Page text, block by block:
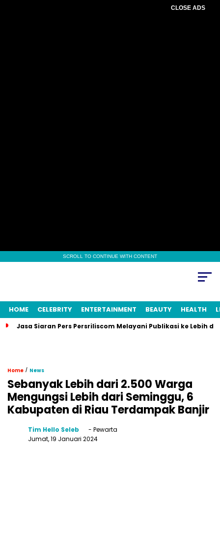
CLOSE ADS
SCROLL TO CONTINUE WITH CONTENT
HOME CELEBRITY ENTERTAINMENT BEAUTY HEALTH
Jasa Siaran Pers Persriliscom Melayani Publikasi ke Lebih
Home / News
Sebanyak Lebih dari 2.500 Warga
Mengungsi Lebih dari Seminggu, 6
Kabupaten di Riau Terdampak Banjir
Tim Hello Seleb
- Pewarta
Jumat, 19 Januari 2024